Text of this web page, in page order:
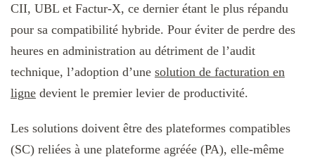
CII, UBL et Factur-X, ce dernier étant le plus répandu
pour sa compatibilité hybride. Pour éviter de perdre des
heures en administration au détriment de l’audit
technique, l’adoption d’une solution de facturation en
ligne devient le premier levier de productivité.
Les solutions doivent être des plateformes compatibles
(SC) reliées à une plateforme agréée (PA), elle-même